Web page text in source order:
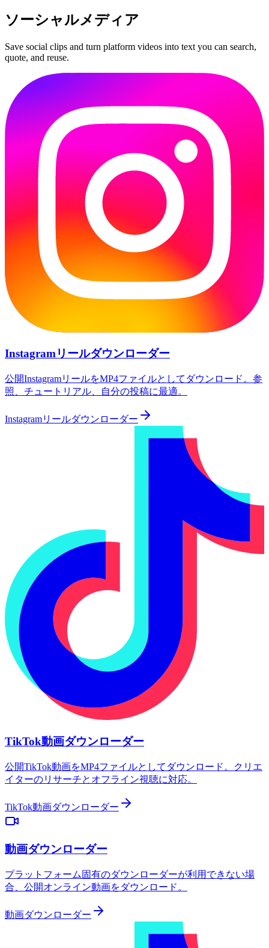
ソーシャルメディア
Save social clips and turn platform videos into text you can search,
quote, and reuse.
Instagramリールダウンローダー
公開InstagramリールをMP4ファイルとしてダウンロード。参
照、チュートリアル、自分の投稿に最適。
Instagramリールダウンローダー
TikTok動画ダウンローダー
公開TikTok動画をMP4ファイルとしてダウンロード。クリエ
イターのリサーチとオフライン視聴に対応。
TikTok動画ダウンローダー
動画ダウンローダー
プラットフォーム固有のダウンローダーが利用できない場
合、公開オンライン動画をダウンロード。
動画ダウンローダー